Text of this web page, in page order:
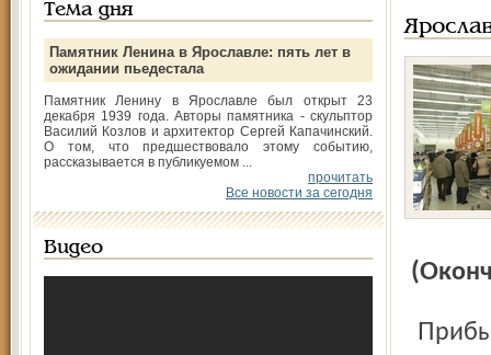
Тема дня
Памятник Ленина в Ярославле: пять лет в
ожидании пьедестала
Памятник Ленину в Ярославле был открыт 23
декабря 1939 года. Авторы памятника - скульптор
Василий Козлов и архитектор Сергей Капачинский.
О том, что предшествовало этому событию,
рассказывается в публикуемом ...
прочитать
Все новости за сегодня
Видео
Прибыль в сумме 18358 млн. рублей в январе – сентябре